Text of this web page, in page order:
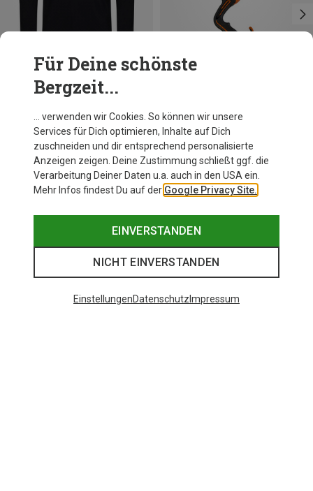
Herren Monviso Wool II Longsleeve
XL XXL
Petzl
Ergonomic Eisgerät
339,95 €
Für Deine schönste
Bergzeit...
… verwenden wir Cookies. So können wir unsere
Services für Dich optimieren, Inhalte auf Dich
zuschneiden und dir entsprechend personalisierte
Anzeigen zeigen. Deine Zustimmung schließt ggf. die
Verarbeitung Deiner Daten u.a. auch in den USA ein.
Mehr Infos findest Du auf der Google Privacy Site.
EINVERSTANDEN
NICHT EINVERSTANDEN
EinstellungenDatenschutz Impressum